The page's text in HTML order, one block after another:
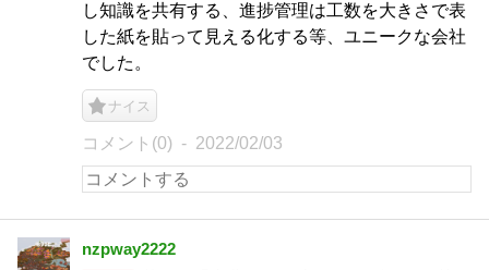
し知識を共有する、進捗管理は工数を大きさで表
した紙を貼って見える化する等、ユニークな会社
でした。
ナイス
コメント(0) 2022/02/03
nzpway2222